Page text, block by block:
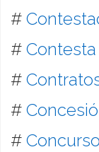
#
#
#
#
#